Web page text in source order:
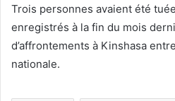
Trois personnes avaient été
enregistrés à la fin du mois
d’affrontements à Kinshasa
nationale.